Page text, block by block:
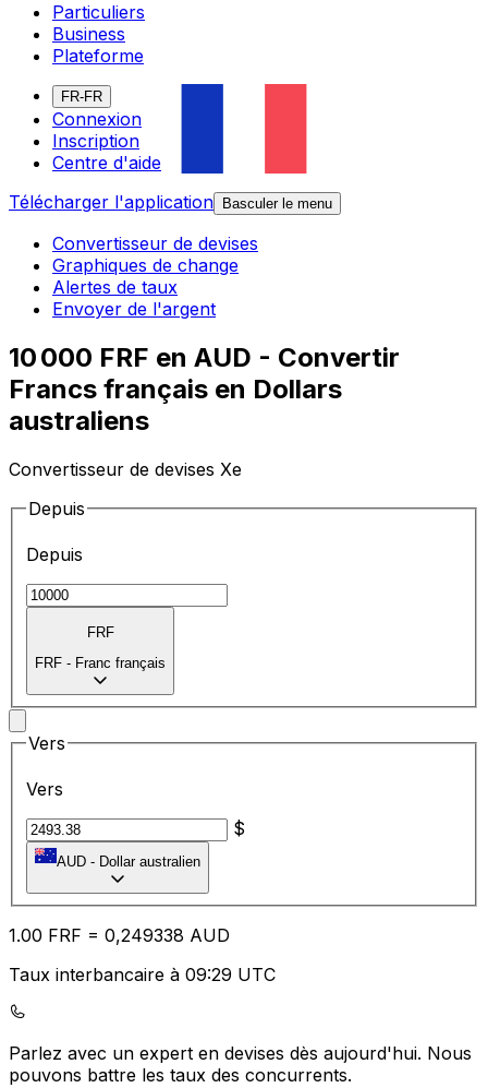
Particuliers
Business
Plateforme
FR-FR
Connexion
Inscription
Centre d'aide
Télécharger l'application
Basculer le menu
Convertisseur de devises
Graphiques de change
Alertes de taux
Envoyer de l'argent
10 000 FRF en AUD - Convertir
Francs français en Dollars
australiens
Convertisseur de devises Xe
Depuis
Depuis
FRF
FRF - Franc français
Vers
Vers
$
AUD - Dollar australien
1.00 FRF = 0,249338 AUD
Taux interbancaire à 09:29 UTC
Parlez avec un expert en devises dès aujourd'hui. Nous
pouvons battre les taux des concurrents.